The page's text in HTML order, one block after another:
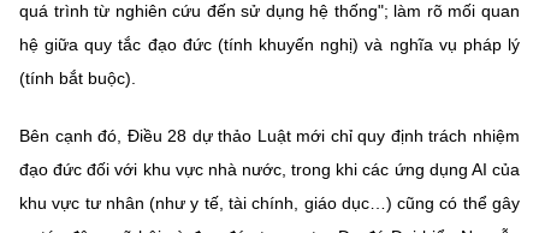
quá trình từ nghiên cứu đến sử dụng hệ thống"; làm rõ mối quan
hệ giữa quy tắc đạo đức (tính khuyến nghị) và nghĩa vụ pháp lý
(tính bắt buộc).
Bên cạnh đó, Điều 28 dự thảo Luật mới chỉ quy định trách nhiệm
đạo đức đối với khu vực nhà nước, trong khi các ứng dụng AI của
khu vực tư nhân (như y tế, tài chính, giáo dục…) cũng có thể gây